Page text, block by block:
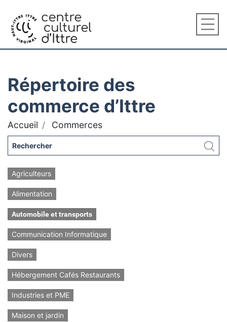
Répertoire des
commerce d’Ittre
Accueil Commerces
Agriculteurs
Alimentation
Automobile et transports
Communication Informatique
Divers
Hébergement Cafés Restaurants
Industries et PME
Maison et jardin